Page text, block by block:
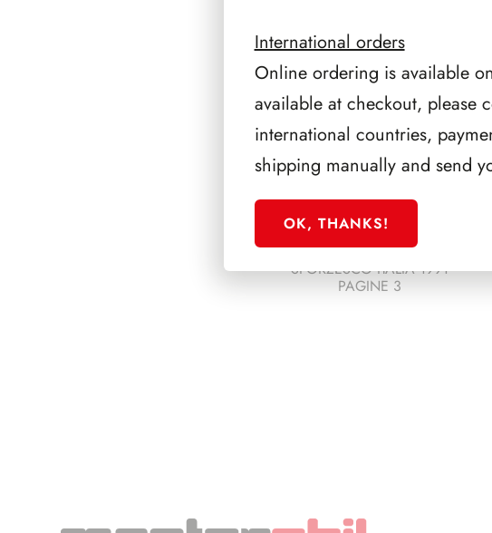
SFORZESCO ITALIA 1991
PAGINE 3
International orders
Online ordering is available
available at checkout, please
international countries,
shipping manually and send
OK, THANKS!